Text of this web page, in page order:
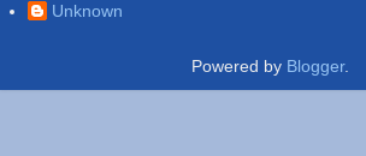
Unknown
Powered by Blogger.